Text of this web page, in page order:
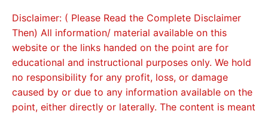
Disclaimer: ( Please Read the Complete Disclaimer
Then) All information/ material available on this
website or the links handed on the point are for
educational and instructional purposes only. We hold
no responsibility for any profit, loss, or damage
caused by or due to any information available on the
point, either directly or laterally. The content is meant